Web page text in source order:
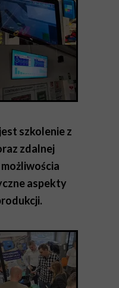
szkolenie z
zdalnej
aspekty